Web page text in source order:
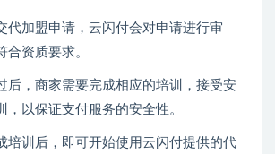
代加盟申请，云闪付会对申请进行审
合资质要求。
后，商家需要完成相应的培训，接受安
，以保证支付服务的安全性。
培训后，即可开始使用云闪付提供的代